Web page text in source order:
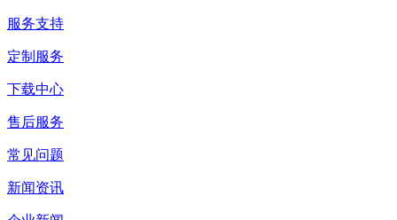
服务支持
定制服务
下载中心
售后服务
常见问题
新闻资讯